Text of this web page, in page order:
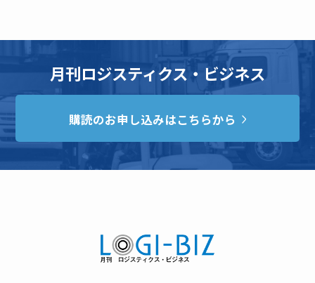
月刊ロジスティクス・ビジネス
購読のお申し込みはこちらから